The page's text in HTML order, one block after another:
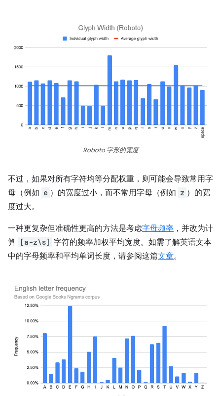
Roboto 字形的宽度
不过，如果对所有字符均等分配权重，则可能会导致常用字
母（例如 e ）的宽度过小，而不常用字母（例如 z ）的宽
度过大。
一种更复杂但准确性更高的方法是考虑字母频率 ，并改为计
算 [a-z\s] 字符的频率加权平均宽度。如需了解英语文本
中的字母频率和平均单词长度，请参阅这篇文章。